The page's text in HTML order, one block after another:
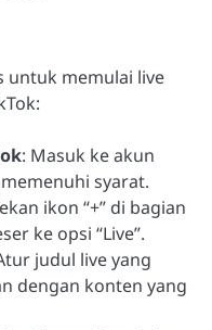
untuk memulai live
: Masuk ke akun
syarat.
ikon “+” di bagian
ke opsi “Live”.
judul live yang
dengan konten yang